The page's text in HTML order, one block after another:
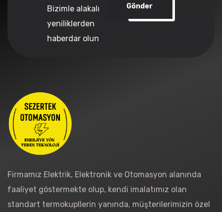
Bizimle alakalı
yeniliklerden
haberdar olun
Gönder
Firmamız Elektrik, Elektronik ve Otomasyon alanında
faaliyet göstermekte olup, kendi imalatımız olan
standart termokupllerin yanında, müşterilerimizin özel